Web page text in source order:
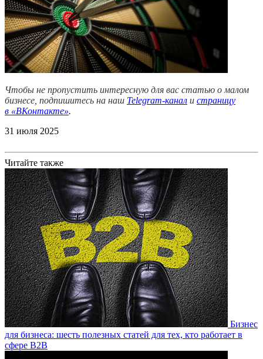
Чтобы не пропустить интересную для вас статью о малом
бизнесе, подпишитесь на наш Telegram-канал и страницу
в «ВКонтакте».
31 июля 2025
Читайте также
Бизнес
для бизнеса: шесть полезных статей для тех, кто работает в
сфере B2B